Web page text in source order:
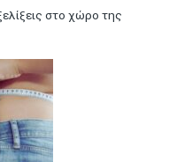
στο χώρο της